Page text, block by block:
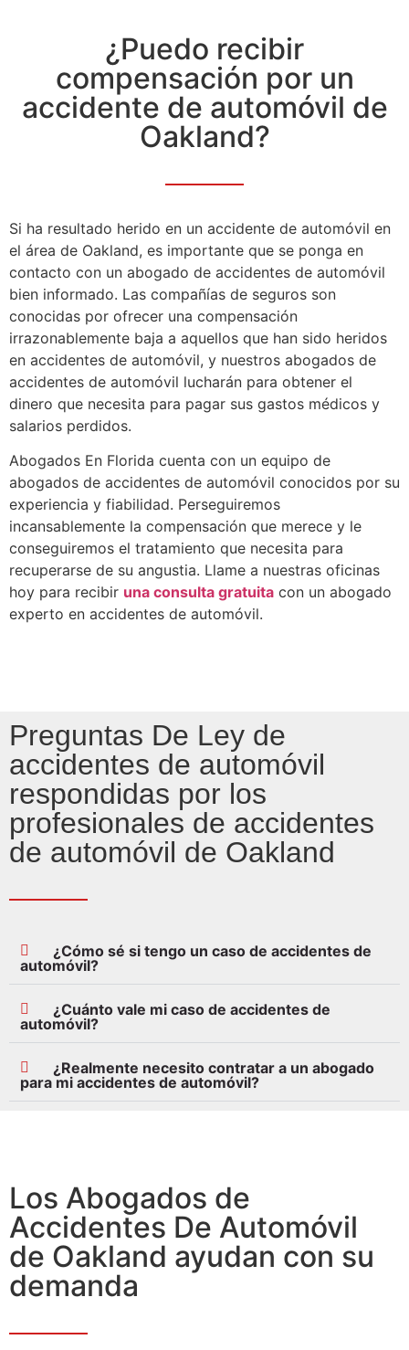
¿Puedo recibir
compensación por un
accidente de automóvil de
Oakland?
Si ha resultado herido en un accidente de automóvil en
el área de Oakland, es importante que se ponga en
contacto con un abogado de accidentes de automóvil
bien informado. Las compañías de seguros son
conocidas por ofrecer una compensación
irrazonablemente baja a aquellos que han sido heridos
en accidentes de automóvil, y nuestros abogados de
accidentes de automóvil lucharán para obtener el
dinero que necesita para pagar sus gastos médicos y
salarios perdidos.
Abogados En Florida cuenta con un equipo de
abogados de accidentes de automóvil conocidos por su
experiencia y fiabilidad. Perseguiremos
incansablemente la compensación que merece y le
conseguiremos el tratamiento que necesita para
recuperarse de su angustia. Llame a nuestras oficinas
hoy para recibir una consulta gratuita con un abogado
experto en accidentes de automóvil.
Preguntas De Ley de
accidentes de automóvil
respondidas por los
profesionales de accidentes
de automóvil de Oakland
¿Cómo sé si tengo un caso de accidentes de
automóvil?
¿Cuánto vale mi caso de accidentes de
automóvil?
¿Realmente necesito contratar a un abogado
para mi accidentes de automóvil?
Los Abogados de
Accidentes De Automóvil
de Oakland ayudan con su
demanda